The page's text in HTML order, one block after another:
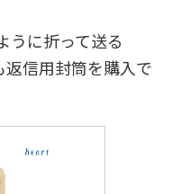
うに折って送る
信用封筒を購入で